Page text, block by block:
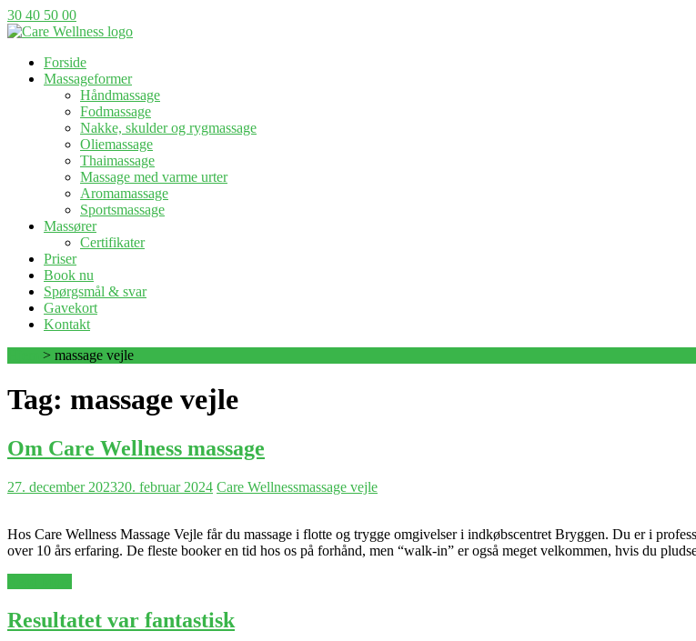
30 40 50 00
Forside
Massageformer
Håndmassage
Fodmassage
Nakke, skulder og rygmassage
Oliemassage
Thaimassage
Massage med varme urter
Aromamassage
Sportsmassage
Massører
Certifikater
Priser
Book nu
Spørgsmål & svar
Gavekort
Kontakt
> massage vejle
Tag: massage vejle
Om Care Wellness massage
27. december 202320. februar 2024 Care Wellnessmassage vejle
Hos Care Wellness Massage Vejle får du massage i flotte og trygge omgivelser i indkøbscentret Bryggen. Du er i
over 10 års erfaring. De fleste booker en tid hos os på forhånd, men “walk-in” er også meget velkommen, hvis du
Resultatet var fantastisk